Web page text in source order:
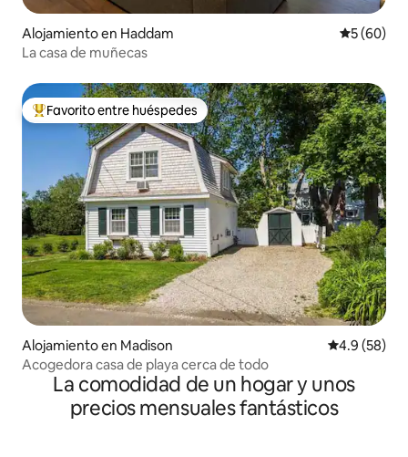
Alojamiento en Haddam
5 (60)
La casa de muñecas
Favorito entre huéspedes preferido
Favorito entre huéspedes
Alojamiento en Madison Calificación
4.9 (58)
Acogedora casa de playa cerca de todo
La comodidad de un hogar y unos
precios mensuales fantásticos